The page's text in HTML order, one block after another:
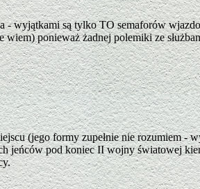
- wyjątkami są tylko TO semaforów
ponieważ żadnej polemiki ze
(jego formy zupełnie nie rozumiem -
jeńców pod koniec II wojny światowej